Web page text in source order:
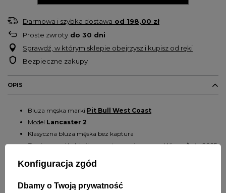
Darmowa i szybka dostawa od 198,00 zł
Proste zwroty do 30 dni
Sprawdź, w którym sklepie obejrzysz i kupisz od ręki
Bezpieczne zakupy
OPIS
Bluza męska marki Pit Bull West Coast
Model Lancaster 2
Klasyczna bluza męska bez kaptura
Z najnowszej kolekcji przygotowanej na sezon Wiosna/Lato 2025
Sportowy krój
Tkanina z delikatnym efektem sprania
Konfiguracja zgód
Dbamy o Twoją prywatność